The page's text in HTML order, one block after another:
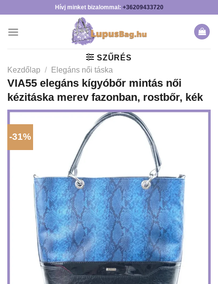
content
Hívj minket bizalommal: +36209433720
SZŰRÉS
Kezdőlap / Elegáns női táska
VIA55 elegáns kígyóbőr mintás női
kézitáska merev fazonban, rostbőr, kék
-31%